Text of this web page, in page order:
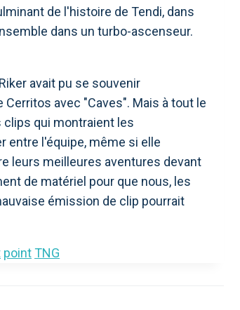
de l'histoire de Tendi, dans
dans un turbo-ascenseur.
avait pu se souvenir
avec "Caves". Mais à tout le
clips qui montraient les
entre l'équipe, même si elle
leurs meilleures aventures devant
de matériel pour que nous, les
émission de clip pourrait
pointTNG